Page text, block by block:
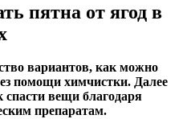
пятна от ягод в
вариантов, как можно
помощи химчистки. Далее
спасти вещи благодаря
препаратам.